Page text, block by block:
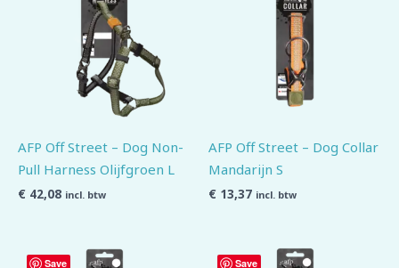
AFP Off Street – Dog Non-
Pull Harness Olijfgroen L
€ 42,08 incl. btw
AFP Off Street – Dog Collar
Mandarijn S
€ 13,37 incl. btw
Save Save